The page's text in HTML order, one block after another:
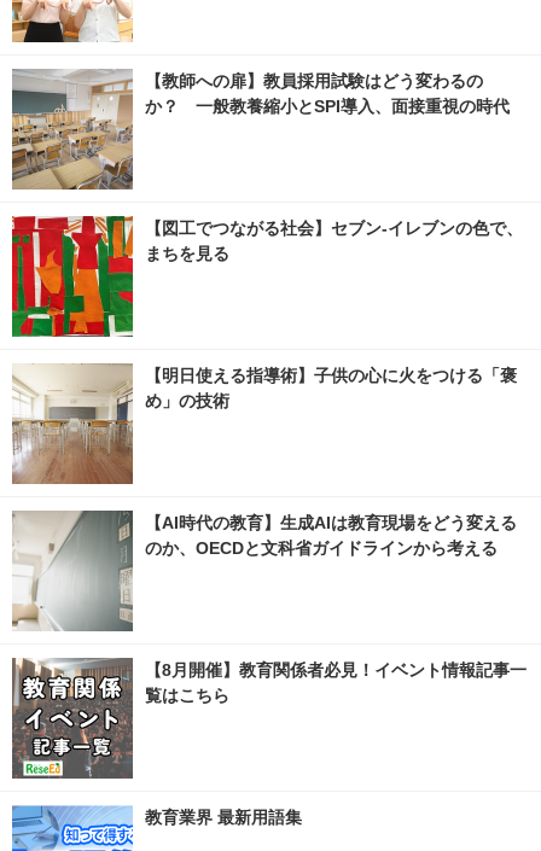
【教師への扉】教員採用試験はどう変わるの
か？ 一般教養縮小とSPI導入、面接重視の時代
【図工でつながる社会】セブン‐イレブンの色で、
まちを見る
【明日使える指導術】子供の心に火をつける「褒
め」の技術
【AI時代の教育】生成AIは教育現場をどう変える
のか、OECDと文科省ガイドラインから考える
【8月開催】教育関係者必見！イベント情報記事一
覧はこちら
教育業界 最新用語集